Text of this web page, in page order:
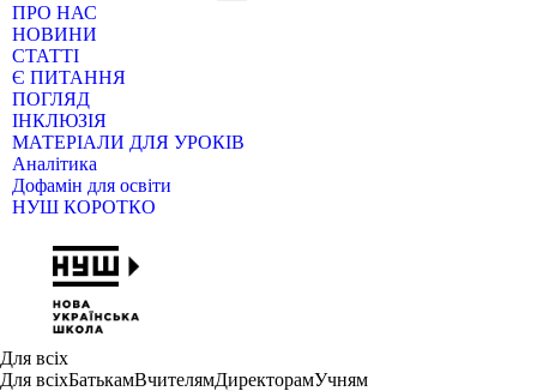
ПРО НАС
НОВИНИ
СТАТТІ
Є ПИТАННЯ
ПОГЛЯД
ІНКЛЮЗІЯ
МАТЕРІАЛИ ДЛЯ УРОКІВ
Аналітика
Дофамін для освіти
НУШ КОРОТКО
Для всіх
Для всіхБатькамВчителямДиректорамУчням